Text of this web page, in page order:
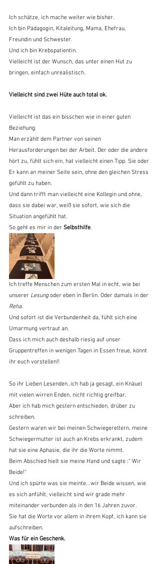
Ich schätze, ich mache weiter wie bisher.
Ich bin Pädagogin, Kitaleitung, Mama, Ehefrau,
Freundin und Schwester.
Und ich bin Krebspatientin.
Vielleicht ist der Wunsch, das unter einen Hut zu
bringen, einfach unrealistisch.
Vielleicht sind zwei Hüte auch total ok.
Vielleicht ist das ein bisschen wie in einer guten
Beziehung.
Man erzählt dem Partner von seinen
Herausforderungen bei der Arbeit. Der oder die andere
hört zu, fühlt sich ein, hat vielleicht einen Tipp. Sie oder
Er kann an meiner Seite sein, ohne den gleichen Stress
gefühlt zu haben.
Und dann trifft man vielleicht eine Kollegin und ohne,
dass sie dabei war, weiß sie sofort, wie sich die
Situation angefühlt hat.
So geht es mir in der Selbsthilfe.
Ich treffe Menschen zum ersten Mal in echt, wie bei
unserer Lesung oder eben in Berlin. Oder damals in der
Reha.
Und sofort ist die Verbundenheit da, fühlt sich eine
Umarmung vertraut an.
Dass ich mich auch deshalb riesig auf unser
Gruppentreffen in wenigen Tagen in Essen freue, könnt
ihr euch vorstellen!!
So ihr Lieben Lesenden..ich hab ja gesagt, ein Knäuel
mit vielen wirren Enden, nicht richtig greifbar.
Aber ich hab mich gestern entschieden, drüber zu
schreiben.
Gestern waren wir bei meinen Schwiegereltern, meine
Schwiegermutter ist auch an Krebs erkrankt, zudem
hat sie eine Aphasie, die ihr die Worte nimmt.
Beim Abschied hielt sie meine Hand und sagte :" Wir
Beide!"
Und ich spürte was sie meinte...wir Beide wissen, wie
es sich anfühlt, vielleicht sind wir grade mehr
miteinander verbunden als in den 16 Jahren zuvor.
Sie hat die Worte vor allem in ihrem Kopf, ich kann sie
aufschreiben.
Was für ein Geschenk.